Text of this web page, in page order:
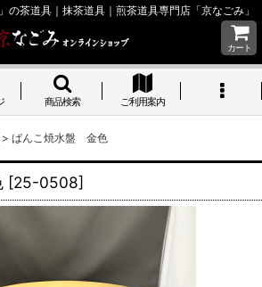
の茶道具｜抹茶道具｜煎茶道具専門店「京なごみ」
カート
商品検索 ご利用案内
> ばんこ焼水盤 金色
[25-0508]